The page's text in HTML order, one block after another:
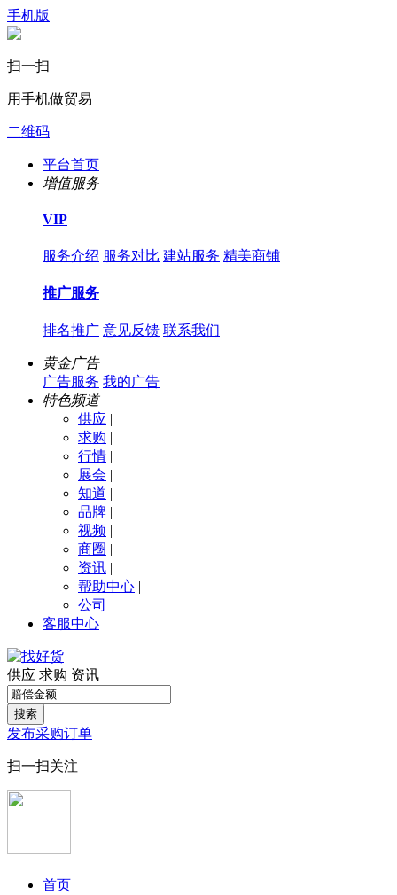
手机版
扫一扫
用手机做贸易
二维码
平台首页
增值服务
VIP
服务介绍 服务对比 建站服务 精美商铺
推广服务
排名推广 意见反馈 联系我们
黄金广告
广告服务 我的广告
特色频道
供应 |
求购 |
行情 |
展会 |
知道 |
品牌 |
视频 |
商圈 |
资讯 |
帮助中心 |
公司
客服中心
供应 求购 资讯
搜索
发布采购订单
扫一扫关注
首页